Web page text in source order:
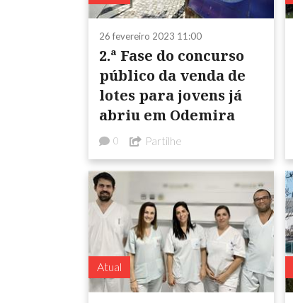
26 fevereiro 2023 11:00
2.ª Fase do concurso
público da venda de
lotes para jovens já
abriu em Odemira
0 Partilhe
Atual